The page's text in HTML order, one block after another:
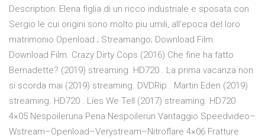
Description: Elena figlia di un ricco industriale e sposata con
Sergio le cui origini sono molto piu umili, all’epoca del loro
matrimonio Openload ; Streamango; Download Film.
Download Film. Crazy Dirty Cops (2016) Che fine ha fatto
Bernadette? (2019) streaming. HD720 . La prima vacanza non
si scorda mai (2019) streaming. DVDRip . Martin Eden (2019)
streaming. HD720 . Lies We Tell (2017) streaming. HD720
4×05 Nespoileruna Pena Nespoilerun Vantaggio Speedvideo–
Wstream–Openload–Verystream–Nitroflare 4×06 Fratture